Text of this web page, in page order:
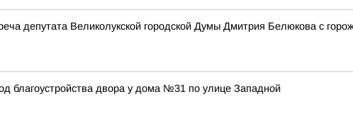
депутата Великолукской городской Думы Дмитрия Белюкова с
благоустройства двора у дома №31 по улице Западной